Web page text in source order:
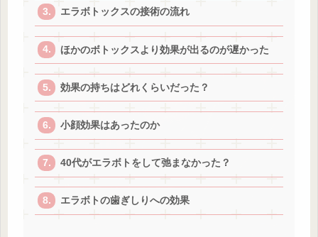
エラボトックスの接術の流れ
ほかのボトックスより効果が出るのが遅かった
効果の持ちはどれくらいだった？
小顔効果はあったのか
40代がエラボトをして弛まなかった？
エラボトの歯ぎしりへの効果